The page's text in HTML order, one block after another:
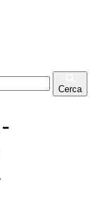
Cerca